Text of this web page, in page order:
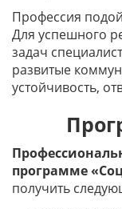
Профессия
Для успешного
задач
развитые
устойчивость,
программе
получить